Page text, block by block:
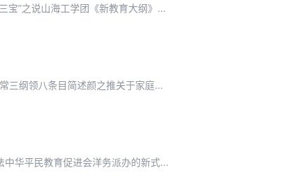
宝”之说山海工学团《新教育大纲》...
三纲领八条目简述颜之推关于家庭...
华平民教育促进会洋务派办的新式...